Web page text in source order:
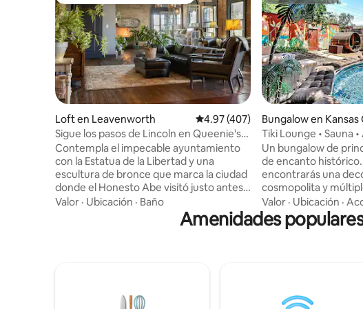
Loft en Leavenworth Calificación promedio: 4.97 de 5;
4.97 (407)
Sigue los pasos de Lincoln en Queenie's
Loft, Leavenworth
Contempla el impecable ayuntamiento
con la Estatua de la Libertad y una
escultura de bronce que marca la ciudad
donde el Honesto Abe visitó justo antes
de anunciar su candidatura a la
presidencia. Los ladrillos originales y la
madera de esta casa única de 170 años
primera ciudad de Kansas. A pocas
manzanas hay varias cafeterías,
Valor · Ubicación · Baño
Bungalow en Kansas
Tiki Lounge • Sauna
centro
Un bungalow de
de encanto
encontrarás una
cosmopolita y
descanso. Entra al
disfrutar del sauna
tina de inmersión
los estadios,
una vibrante vida
Valor · Ubicación ·
Amenidades